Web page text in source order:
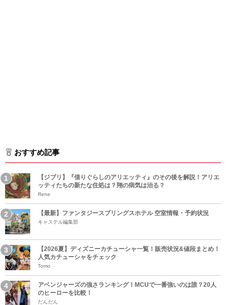
おすすめ記事
【ジブリ】『借りぐらしのアリエッティ』のその後を解説！アリエ
ッティたちの新たな住処は？翔の病気は治る？
Rene
【最新】ファンタジースプリングスホテル 空室情報・予約状況
キャステル編集部
【2026夏】ディズニーカチューシャ一覧！販売状況&値段まとめ！
人気カチューシャをチェック
Tomo
アベンジャーズの強さランキング！MCUで一番強いのは誰？20人
のヒーローを比較！
だんだん